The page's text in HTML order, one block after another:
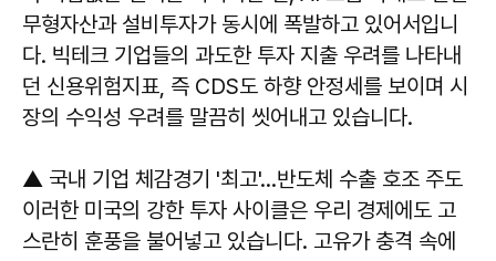
무형자산과 설비투자가 동시에 폭발하고 있어서입니
다. 빅테크 기업들의 과도한 투자 지출 우려를 나타내
던 신용위험지표, 즉 CDS도 하향 안정세를 보이며 시
장의 수익성 우려를 말끔히 씻어내고 있습니다.
▲ 국내 기업 체감경기 '최고'…반도체 수출 호조 주도
이러한 미국의 강한 투자 사이클은 우리 경제에도 고
스란히 훈풍을 불어넣고 있습니다. 고유가 충격 속에